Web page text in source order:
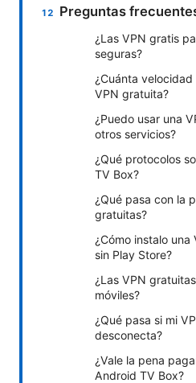
Preguntas
¿Las VPN gratis
seguras?
¿Cuánta
VPN gratuita?
¿Puedo usar una
otros servicios?
¿Qué protocolos
TV Box?
¿Qué pasa con la
gratuitas?
¿Cómo instalo
sin Play Store?
¿Las VPN
móviles?
¿Qué pasa si mi
desconecta?
¿Vale la pena
Android TV Box?